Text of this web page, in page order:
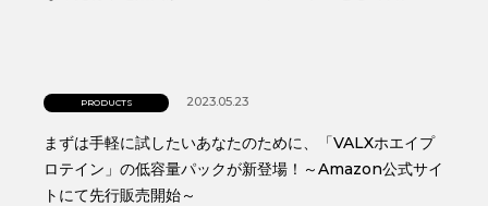
PRODUCTS 2023.05.23
まずは手軽に試したいあなたのために、「VALXホエイプ
ロテイン」の低容量パックが新登場！～Amazon公式サイ
トにて先行販売開始～